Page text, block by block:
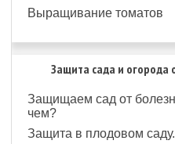
Выращивание томатов
Защита сада и огорода
Защищаем сад от
чем?
Защита в плодовом саду.